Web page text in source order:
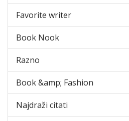
Favorite writer
Book Nook
Razno
Book &amp; Fashion
Najdraži citati